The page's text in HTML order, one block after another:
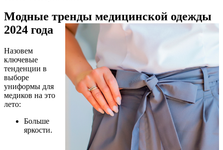
Модные тренды медицинской одежды
2024 года
Назовем
ключевые
тенденции в
выборе
униформы для
медиков на это
лето:
Больше
яркости.